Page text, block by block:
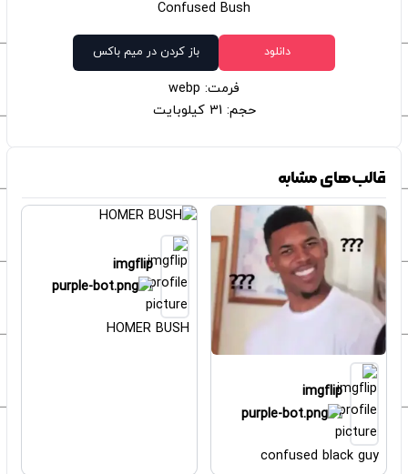
Confused Bush
دانلود باز کردن در میم باکس
فرمت: webp
حجم: 31 کیلوبایت
قالب‌های مشابه
imgflip
confused black guy
imgflip
HOMER BUSH